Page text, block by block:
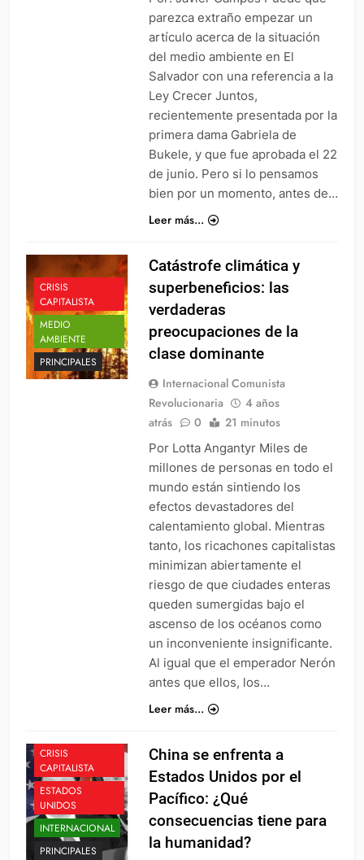
parezca extraño empezar un
artículo acerca de la situación
del medio ambiente en El
Salvador con una referencia a la
Ley Crecer Juntos,
recientemente presentada por la
primera dama Gabriela de
Bukele, y que fue aprobada el 22
de junio. Pero si lo pensamos
bien por un momento, antes de…
Leer más...
CRISIS
CAPITALISTA
MEDIO
AMBIENTE
PRINCIPALES
Catástrofe climática y
superbeneficios: las
verdaderas
preocupaciones de la
clase dominante
Internacional Comunista
Revolucionaria
4 años
atrás
0 21 minutos
Por Lotta Angantyr Miles de
millones de personas en todo el
mundo están sintiendo los
efectos devastadores del
calentamiento global. Mientras
tanto, los ricachones capitalistas
minimizan abiertamente el
riesgo de que ciudades enteras
queden sumergidas bajo el
ascenso de los océanos como
un inconveniente insignificante.
Al igual que el emperador Nerón
antes que ellos, los…
Leer más...
CRISIS
CAPITALISTA
ESTADOS
UNIDOS
INTERNACIONAL
PRINCIPALES
China se enfrenta a
Estados Unidos por el
Pacífico: ¿Qué
consecuencias tiene para
la humanidad?